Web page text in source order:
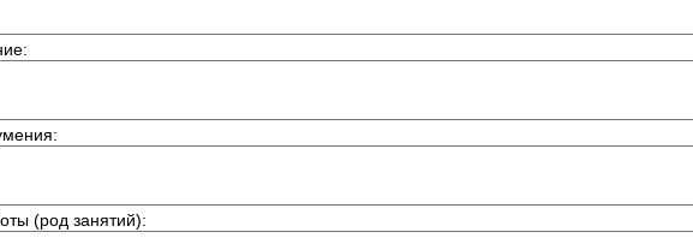
:
:
(род занятий):